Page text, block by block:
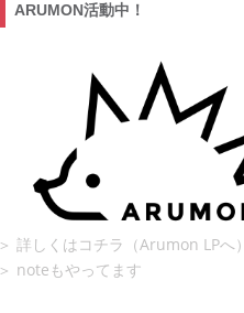
ARUMON活動中！
＞ 詳しくはコチラ（Arumon LPへ）
＞ noteもやってます